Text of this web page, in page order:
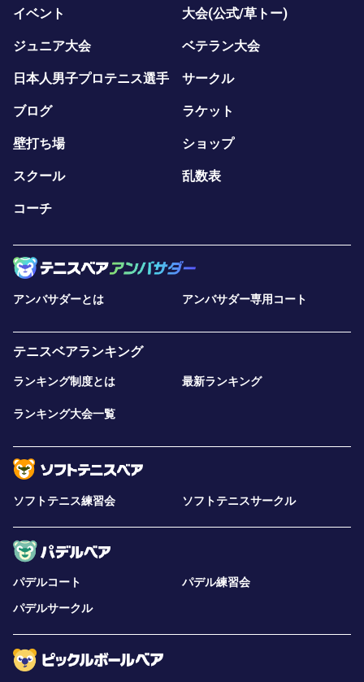
イベント 大会(公式/草トー)
ジュニア大会 ベテラン大会
日本人男子プロテニス選手 サークル
ブログ ラケット
壁打ち場 ショップ
スクール 乱数表
コーチ
アンバサダーとは アンバサダー専用コート
テニスベアランキング
ランキング制度とは 最新ランキング
ランキング大会一覧
ソフトテニス練習会 ソフトテニスサークル
パデルコート
パデル練習会
パデルサークル